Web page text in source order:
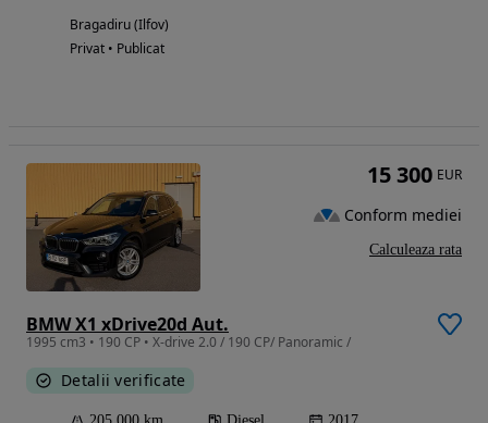
Bragadiru (Ilfov)
Privat • Publicat
BMW X1 xDrive20d Aut.
1995 cm3 • 190 CP • X-drive 2.0 / 190 CP/ Panoramic /
Detalii verificate
15 300 EUR
Conform mediei
Calculeaza rata